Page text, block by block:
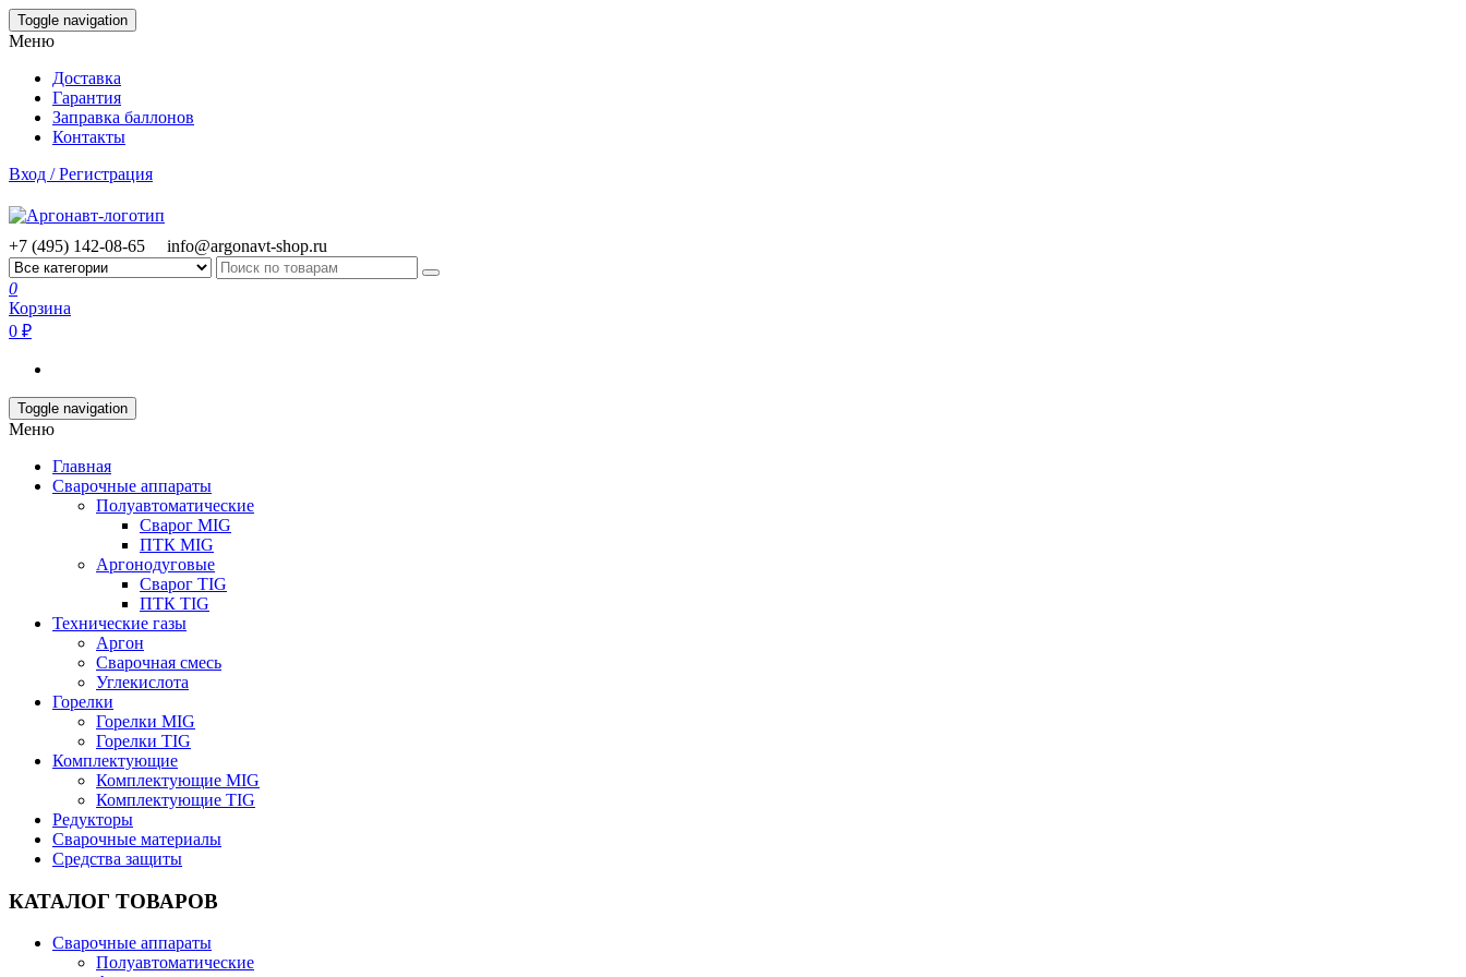
Skip
to
content
Toggle navigation
Меню
Доставка
Гарантия
Заправка баллонов
Контакты
Вход / Регистрация
+7 (495) 142-08-65 info@argonavt-shop.ru
0
Корзина
0 ₽
Toggle navigation
Меню
Главная
Сварочные аппараты
Полуавтоматические
Сварог MIG
ПТК MIG
Аргонодуговые
Сварог TIG
ПТК TIG
Технические газы
Аргон
Сварочная смесь
Углекислота
Горелки
Горелки MIG
Горелки TIG
Комплектующие
Комплектующие MIG
Комплектующие TIG
Редукторы
Сварочные материалы
Средства защиты
КАТАЛОГ ТОВАРОВ
Сварочные аппараты
Полуавтоматические